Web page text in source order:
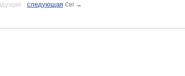
cледующая Ctrl →